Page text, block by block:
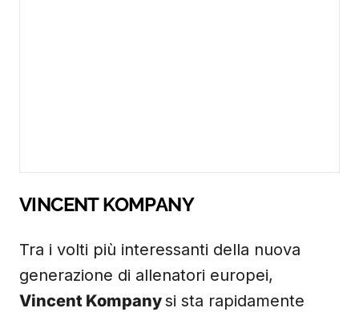
VINCENT KOMPANY
Tra i volti più interessanti della nuova
generazione di allenatori europei,
Vincent Kompanysi sta rapidamente